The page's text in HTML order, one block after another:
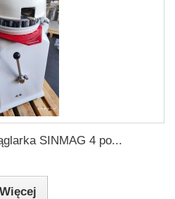
SINMAG 4 po...
Więcej